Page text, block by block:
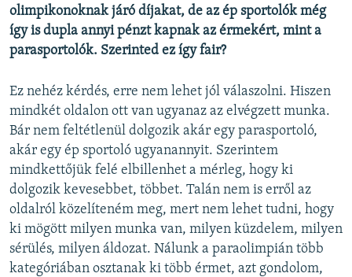
olimpikonoknak járó díjakat, de az ép sportolók még
így is dupla annyi pénzt kapnak az érmekért, mint a
parasportolók. Szerinted ez így fair?
Ez nehéz kérdés, erre nem lehet jól válaszolni. Hiszen
mindkét oldalon ott van ugyanaz az elvégzett munka.
Bár nem feltétlenül dolgozik akár egy parasportoló,
akár egy ép sportoló ugyanannyit. Szerintem
mindkettőjük felé elbillenhet a mérleg, hogy ki
dolgozik kevesebbet, többet. Talán nem is erről az
oldalról közelíteném meg, mert nem lehet tudni, hogy
ki mögött milyen munka van, milyen küzdelem, milyen
sérülés, milyen áldozat. Nálunk a paraolimpián több
kategóriában osztanak ki több érmet, azt gondolom,